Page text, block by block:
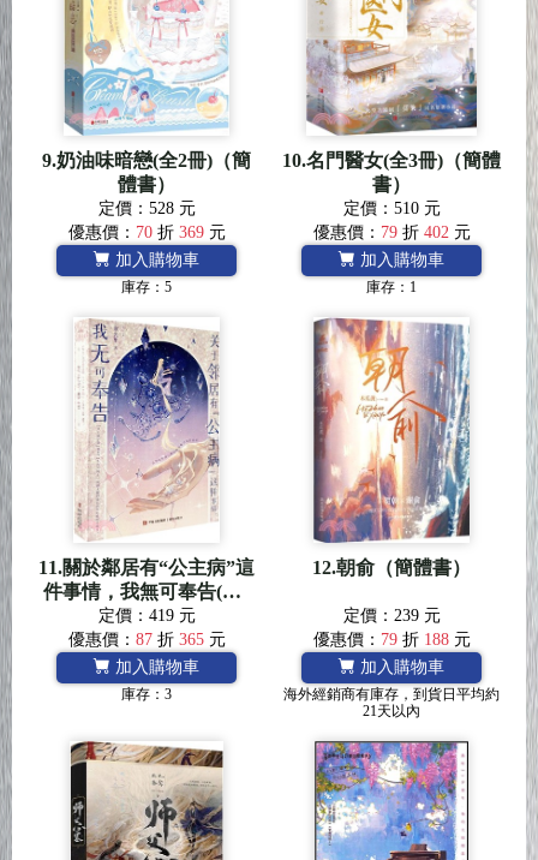
9.奶油味暗戀(全2冊)（簡
體書）
定價：528 元
優惠價： 70折 369元
加入購物車
庫存：5
10.名門醫女(全3冊)（簡體
書）
定價：510 元
優惠價： 79折 402 元
加入購物車
庫存：1
11.關於鄰居有“公主病”這
件事情，我無可奉告(全2
冊)（簡體書）
定價：419 元
優惠價： 87折 365元
加入購物車
庫存：3
12.朝俞（簡體書）
定價：239 元
優惠價： 79折 188元
加入購物車
海外經銷商有庫存，到貨日平均約
21天以內